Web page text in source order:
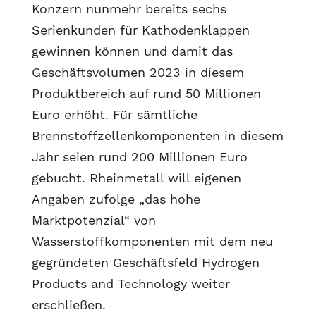
Konzern nunmehr bereits sechs
Serienkunden für Kathodenklappen
gewinnen können und damit das
Geschäftsvolumen 2023 in diesem
Produktbereich auf rund 50 Millionen
Euro erhöht. Für sämtliche
Brennstoffzellenkomponenten in diesem
Jahr seien rund 200 Millionen Euro
gebucht. Rheinmetall will eigenen
Angaben zufolge „das hohe
Marktpotenzial“ von
Wasserstoffkomponenten mit dem neu
gegründeten Geschäftsfeld Hydrogen
Products and Technology weiter
erschließen.